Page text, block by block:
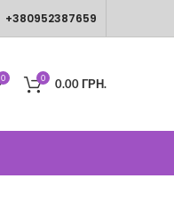
+380952387659
0 0 0.00ГРН.